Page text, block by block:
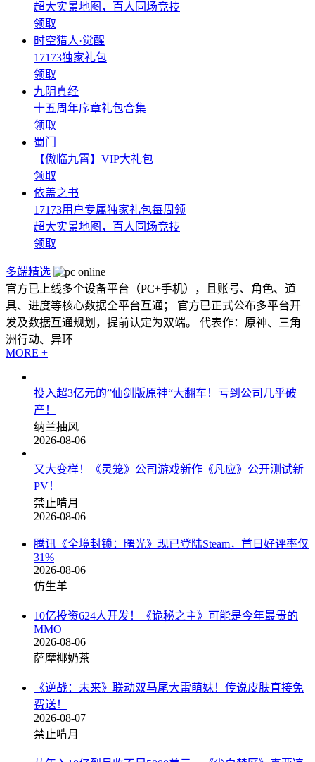
超大实景地图，百人同场竞技
领取
时空猎人·觉醒
17173独家礼包
领取
九阴真经
十五周年序章礼包合集
领取
蜀门
【傲临九霄】VIP大礼包
领取
依盖之书
17173用户专属独家礼包每周领
超大实景地图，百人同场竞技
领取
多端精选
官方已上线多个设备平台（PC+手机），且账号、角色、道
具、进度等核心数据全平台互通； 官方已正式公布多平台开
发及数据互通规划，提前认定为双端。 代表作：原神、三角
洲行动、异环
MORE +
投入超3亿元的”仙剑版原神“大翻车！亏到公司几乎破
产！
纳兰抽风
2026-08-06
又大变样！《灵笼》公司游戏新作《凡应》公开测试新
PV！
禁止啃月
2026-08-06
腾讯《全境封锁：曙光》现已登陆Steam，首日好评率仅
31%
2026-08-06
仿生羊
10亿投资624人开发！《诡秘之主》可能是今年最贵的
MMO
2026-08-06
萨摩椰奶茶
《逆战：未来》联动双马尾大雷萌妹！传说皮肤直接免
费送！
2026-08-07
禁止啃月